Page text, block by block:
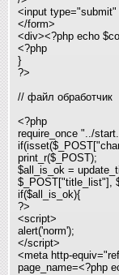
<input
</form>
<div><?php echo
<?php
}
?>
// файл обработчик
<?php
require_once "../
print_r($_POST);
$all_is_ok =
$_POST["title_list"],
if($all_is_ok){
?>
<script>
alert('norm');
</script>
<meta http-
page_name=<?php